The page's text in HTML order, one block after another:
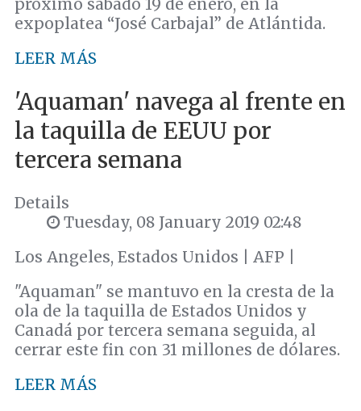
próximo sábado 19 de enero, en la
expoplatea “José Carbajal” de Atlántida.
LEER MÁS
'Aquaman' navega al frente en
la taquilla de EEUU por
tercera semana
Details
Tuesday, 08 January 2019 02:48
Los Angeles, Estados Unidos | AFP |
"Aquaman" se mantuvo en la cresta de la
ola de la taquilla de Estados Unidos y
Canadá por tercera semana seguida, al
cerrar este fin con 31 millones de dólares.
LEER MÁS